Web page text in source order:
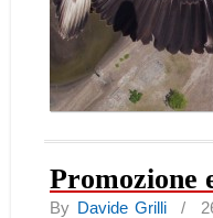
Promozione
By Davide Grilli /